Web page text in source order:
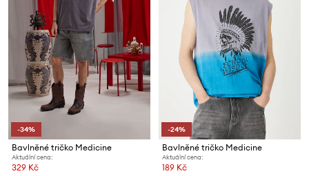
-34%
Bavlněné tričko Medicine
Aktuální cena:
329 Kč
-24%
Bavlněné tričko Medicine
Aktuální cena:
189 Kč